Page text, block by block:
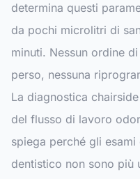
determina questi
da pochi microlitri di
minuti. Nessun ordine
perso, nessuna
La diagnostica
del flusso di lavoro
spiega perché gli
dentistico non sono più